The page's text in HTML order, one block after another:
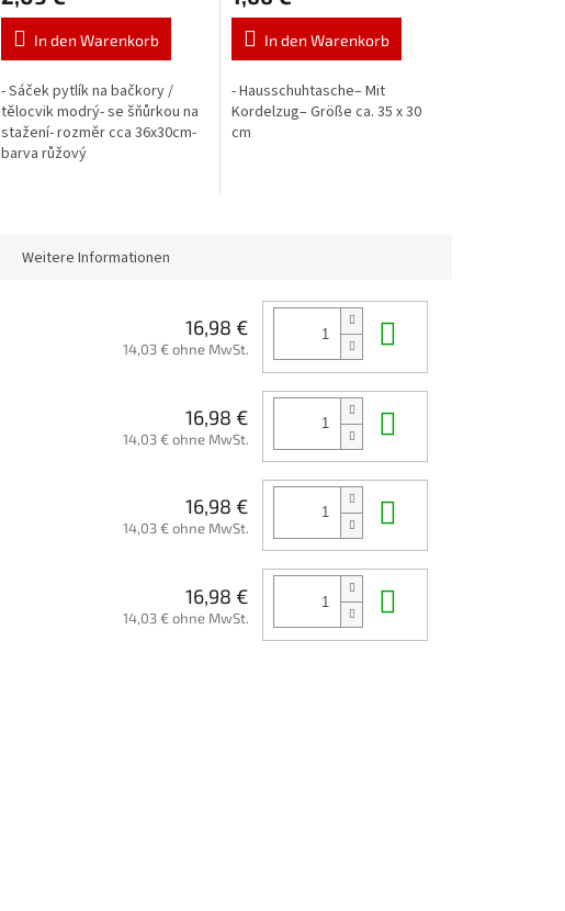
In den Warenkorb
- Sáček pytlík na bačkory /
tělocvik modrý- se šňůrkou na
stažení- rozměr cca 36x30cm-
barva růžový
In den Warenkorb
- Hausschuhtasche– Mit
Kordelzug– Größe ca. 35 x 30
cm
Weitere Informationen
16,98 €
14,03 € ohne MwSt.
16,98 €
14,03 € ohne MwSt.
16,98 €
14,03 € ohne MwSt.
16,98 €
14,03 € ohne MwSt.